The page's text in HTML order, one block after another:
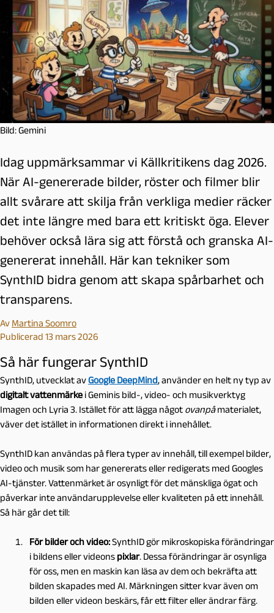
Bild: Gemini
Idag uppmärksammar vi Källkritikens dag 2026.
När AI-genererade bilder, röster och filmer blir
allt svårare att skilja från verkliga medier räcker
det inte längre med bara ett kritiskt öga. Elever
behöver också lära sig att förstå och granska AI-
genererat innehåll. Här kan tekniker som
SynthID bidra genom att skapa spårbarhet och
transparens.
Av Martina Soomro
Publicerad 13 mars 2026
Så här fungerar SynthID
SynthID, utvecklat avGoogle DeepMind, använder en helt ny typ av
digitalt vattenmärke i Geminis bild-, video- och musikverktyg
Imagen och Lyria 3. Istället för att lägga något ovanpåmaterialet,
väver det istället in informationen direkt i innehållet.
SynthID kan användas på flera typer av innehåll, till exempel bilder,
video och musik som har genererats eller redigerats med Googles
AI-tjänster. Vattenmärket är osynligt för det mänskliga ögat och
påverkar inte användarupplevelse eller kvaliteten på ett innehåll.
Så här går det till:
För bilder och video:SynthID gör mikroskopiska förändringar
i bildens eller videons pixlar. Dessa förändringar är osynliga
för oss, men en maskin kan läsa av dem och bekräfta att
bilden skapades med AI. Märkningen sitter kvar även om
bilden eller videon beskärs, får ett filter eller ändrar färg.